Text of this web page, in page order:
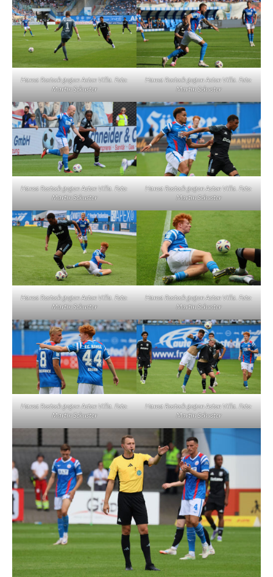
Hansa Rostock gegen Aston Villa. Foto:
Martin Schuster
Hansa Rostock gegen Aston Villa. Foto:
Martin Schuster
Hansa Rostock gegen Aston Villa. Foto:
Martin Schuster
Hansa Rostock gegen Aston Villa. Foto:
Martin Schuster
Hansa Rostock gegen Aston Villa. Foto:
Martin Schuster
Hansa Rostock gegen Aston Villa. Foto:
Martin Schuster
Hansa Rostock gegen Aston Villa. Foto:
Martin Schuster
Hansa Rostock gegen Aston Villa. Foto:
Martin Schuster